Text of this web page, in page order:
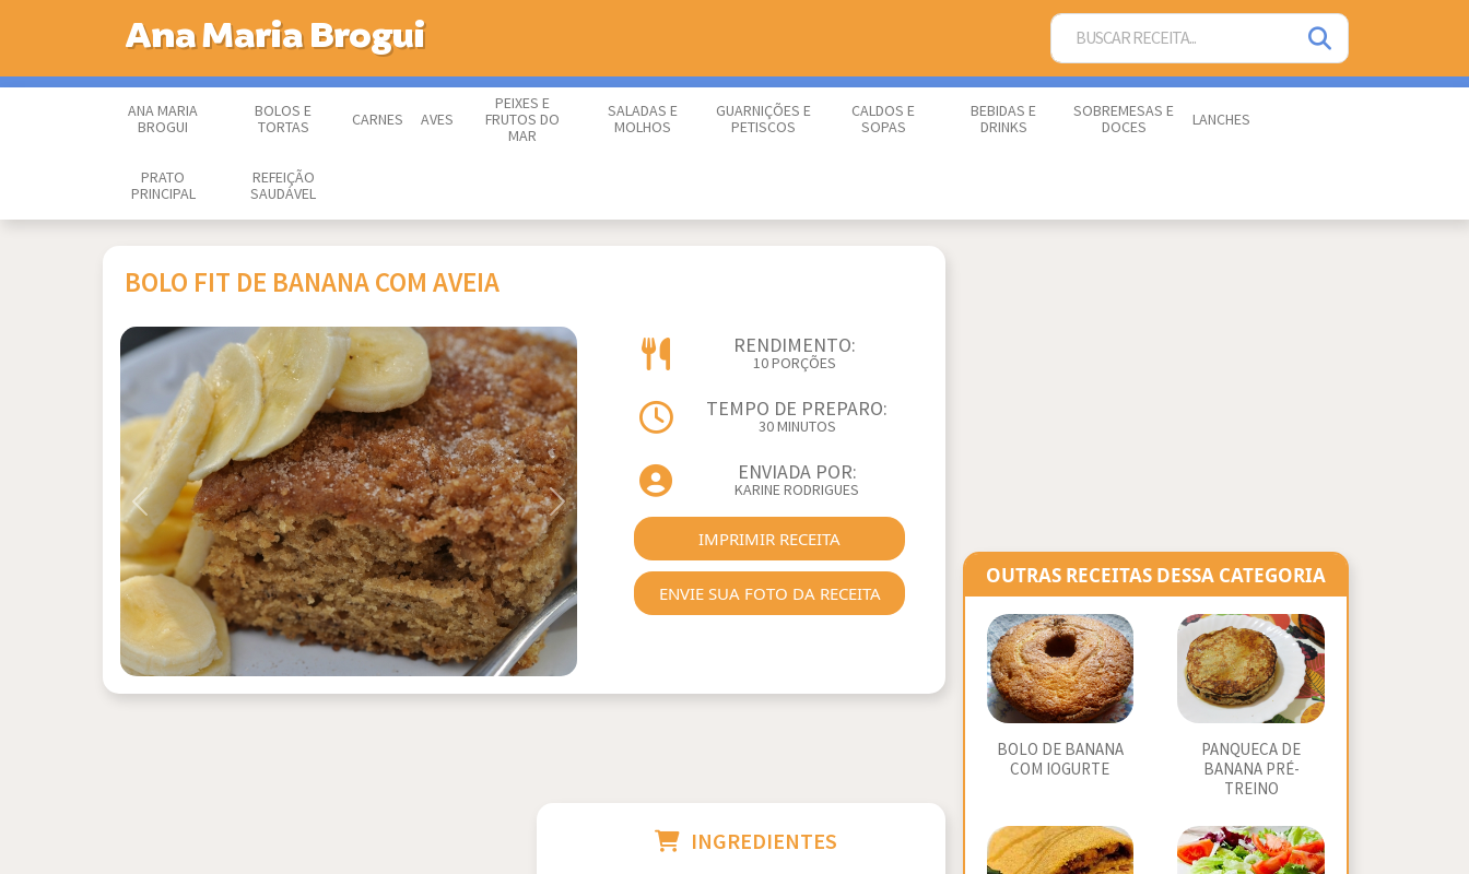
Ana Maria Brogui
ANA MARIA
BROGUI
BOLOS E
TORTAS
CARNES AVES
PEIXES E
FRUTOS DO
MAR
SALADAS E
MOLHOS
GUARNIÇÕES E
PETISCOS
CALDOS E
SOPAS
BEBIDAS E
DRINKS
SOBREMESAS E
DOCES
LANCHES
PRATO
PRINCIPAL
REFEIÇÃO
SAUDÁVEL
BOLO FIT DE BANANA COM AVEIA
Previous Next
RENDIMENTO:
10 PORÇÕES
TEMPO DE PREPARO:
30 MINUTOS
ENVIADA POR:
KARINE RODRIGUES
IMPRIMIR RECEITA
ENVIE SUA FOTO DA RECEITA
INGREDIENTES
OUTRAS RECEITAS DESSA CATEGORIA
BOLO DE BANANA
COM IOGURTE
PANQUECA DE
BANANA PRÉ-
TREINO